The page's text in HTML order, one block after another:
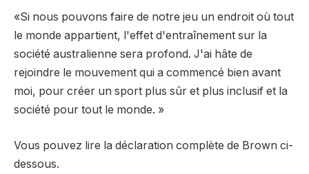
«Si nous pouvons faire de notre jeu un endroit où tout
le monde appartient, l'effet d'entraînement sur la
société australienne sera profond. J'ai hâte de
rejoindre le mouvement qui a commencé bien avant
moi, pour créer un sport plus sûr et plus inclusif et la
société pour tout le monde. »
Vous pouvez lire la déclaration complète de Brown ci-
dessous.